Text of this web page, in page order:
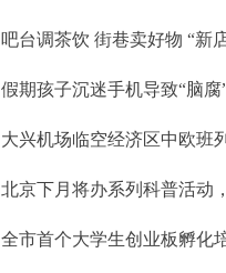
吧台调茶饮 街巷卖好物 “新
假期孩子沉迷手机导致“脑
大兴机场临空经济区中欧班
北京下月将办系列科普活动
全市首个大学生创业板孵化